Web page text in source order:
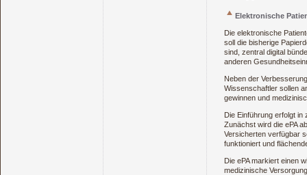
Elektronische
Die elektronische
soll die bisherige
sind, zentral digital
anderen
Neben der
Wissenschaftler sollen
gewinnen und
Die Einführung erfolgt in
Zunächst wird die ePA
Versicherten verfügbar
funktioniert und
Die ePA markiert einen
medizinische